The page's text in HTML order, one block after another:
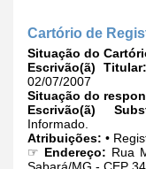
Cartório de
Situação do
Escrivão(ã) Titular:
02/07/2007
Situação do
Escrivão(ã)
Informado.
Atribuições: •
☞ Endereço: Rua